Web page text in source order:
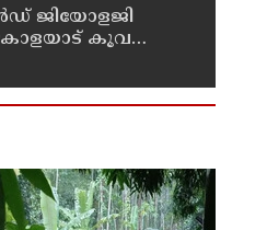
ജിയോളജി
കൂവ